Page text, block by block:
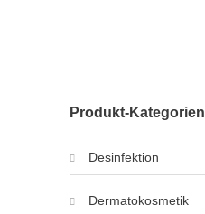
Produkt-Kategorien
Desinfektion
Dermatokosmetik